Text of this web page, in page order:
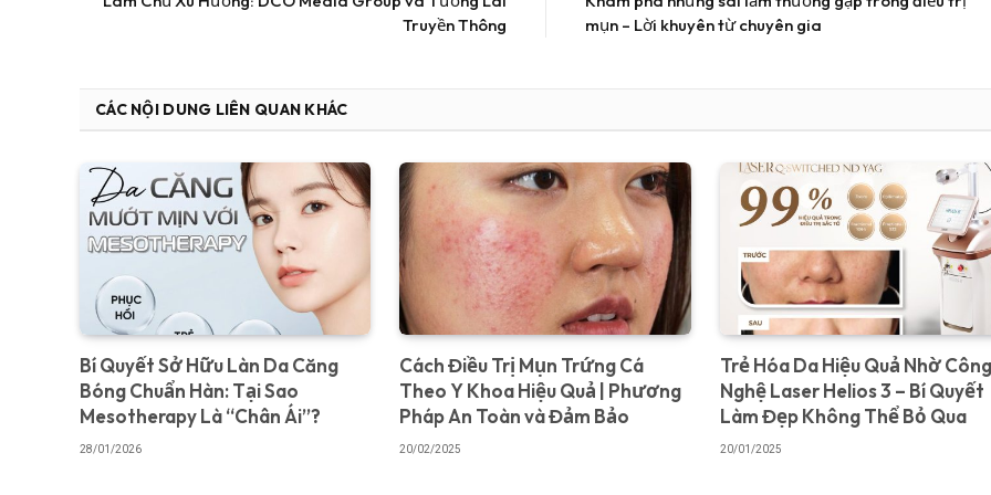
Truyền Thông
mụn – Lời khuyên từ chuyên gia
CÁC NỘI DUNG LIÊN QUAN KHÁC
Bí Quyết Sở Hữu Làn Da Căng
Bóng Chuẩn Hàn: Tại Sao
Mesotherapy Là “Chân Ái”?
28/01/2026
Cách Điều Trị Mụn Trứng Cá
Theo Y Khoa Hiệu Quả | Phương
Pháp An Toàn và Đảm Bảo
20/02/2025
Trẻ Hóa Da Hiệu Quả Nhờ Công
Nghệ Laser Helios 3 – Bí Quyết
Làm Đẹp Không Thể Bỏ Qua
20/01/2025